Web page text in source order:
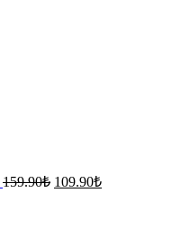
159.90₺ Orijinal
109.90₺Şu